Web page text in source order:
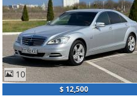
10
$ 12,500